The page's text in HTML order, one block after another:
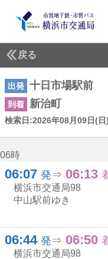
戻る
出発 十日市場駅前
到着 新治町
検索日:2026年08月09日(日)
06時
06:07 6じ 7ふん
発⇒ 06:13
横浜市交通局98
中山駅前ゆき
06:44 6じ 44ふん
発⇒ 06:50
横浜市交通局98